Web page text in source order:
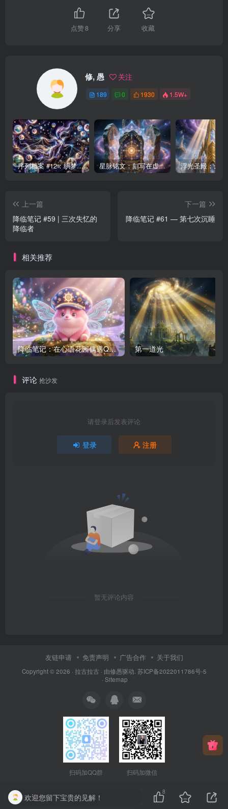
点赞8 分享 收藏
修, 愚 关注
189 0 1930 1.5W+
序列档案 #12：织梦者——第七序列的编织者 星脉铭文：刻写在虚空中的永恒律法
上一篇
降临笔记 #59 | 三次失忆的
降临者
下一篇
降临笔记 #61 — 第七次沉睡
相关推荐
降临笔记：在心语花园偶遇Q版合体幻梦兽 | Descent Observation 第一道光
评论 抢沙发
请登录后发表评论
登录 注册
暂无评论内容
友链申请 免责声明 广告合作 关于我们
Copyright © 2026 · 拉古拉古 · 由修愚驱动. 苏ICP备2022011786号-5
· Sitemap
扫码加QQ群 扫码加微信
欢迎您留下宝贵的见解！
8